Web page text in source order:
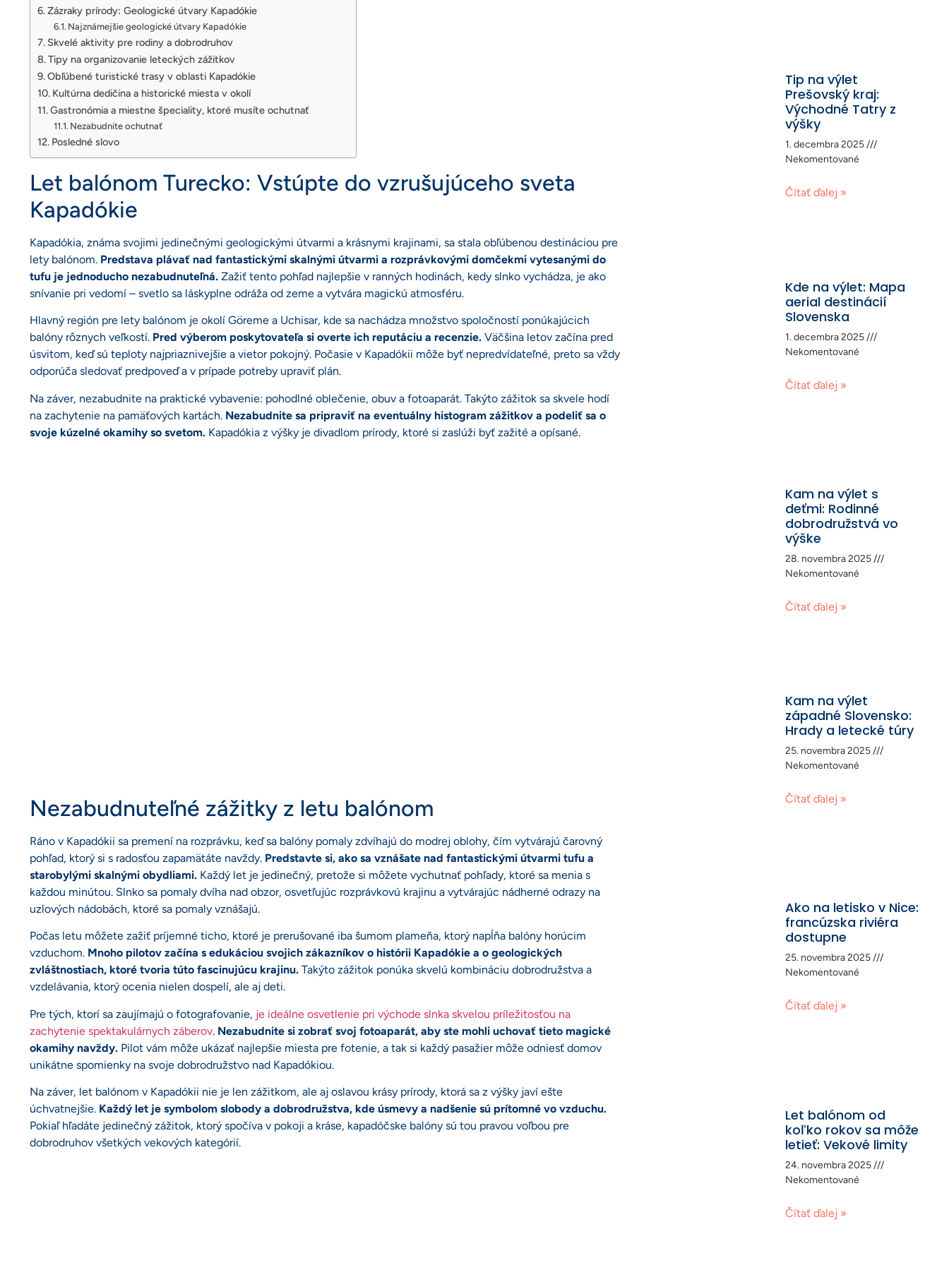
Zázraky prírody: Geologické útvary Kapadókie
Najznámejšie geologické útvary Kapadókie
Skvelé aktivity pre rodiny a dobrodruhov
Tipy na organizovanie leteckých zážitkov
Obľúbené turistické trasy v oblasti Kapadókie
Kultúrna dedičina a historické miesta v okolí
Gastronómia a miestne špeciality, ktoré musíte ochutnať
Nezabudnite ochutnať
Posledné slovo
Let balónom Turecko: Vstúpte do vzrušujúceho sveta
Kapadókie
Kapadókia, známa svojimi jedinečnými geologickými útvarmi a krásnymi krajinami, sa stala obľúbenou destináciou pre
lety balónom. Predstava plávať nad fantastickými skalnými útvarmi a rozprávkovými domčekmi vytesanými do
tufu je jednoducho nezabudnuteľná. Zažiť tento pohľad najlepšie v ranných hodinách, kedy slnko vychádza, je ako
snívanie pri vedomí – svetlo sa láskyplne odráža od zeme a vytvára magickú atmosféru.
Hlavný región pre lety balónom je okolí Göreme a Uchisar, kde sa nachádza množstvo spoločností ponúkajúcich
balóny rôznych veľkostí. Pred výberom poskytovateľa si overte ich reputáciu a recenzie. Väčšina letov začína pred
úsvitom, keď sú teploty najpriaznivejšie a vietor pokojný. Počasie v Kapadókii môže byť nepredvídateľné, preto sa vždy
odporúča sledovať predpoveď a v prípade potreby upraviť plán.
Na záver, nezabudnite na praktické vybavenie: pohodlné oblečenie, obuv a fotoaparát. Takýto zážitok sa skvele hodí
na zachytenie na pamäťových kartách. Nezabudnite sa pripraviť na eventuálny histogram zážitkov a podeliť sa o
svoje kúzelné okamihy so svetom. Kapadókia z výšky je divadlom prírody, ktoré si zaslúži byť zažité a opísané.
Nezabudnuteľné zážitky z letu balónom
Ráno v Kapadókii sa premení na rozprávku, keď sa balóny pomaly zdvíhajú do modrej oblohy, čím vytvárajú čarovný
pohľad, ktorý si s radosťou zapamätáte navždy. Predstavte si, ako sa vznášate nad fantastickými útvarmi tufu a
starobylými skalnými obydliami. Každý let je jedinečný, pretože si môžete vychutnať pohľady, ktoré sa menia s
každou minútou. Slnko sa pomaly dvíha nad obzor, osvetľujúc rozprávkovú krajinu a vytvárajúc nádherné odrazy na
uzlových nádobách, ktoré sa pomaly vznášajú.
Počas letu môžete zažiť príjemné ticho, ktoré je prerušované iba šumom plameňa, ktorý napĺňa balóny horúcim
vzduchom. Mnoho pilotov začína s edukáciou svojich zákazníkov o histórii Kapadókie a o geologických
zvláštnostiach, ktoré tvoria túto fascinujúcu krajinu. Takýto zážitok ponúka skvelú kombináciu dobrodružstva a
vzdelávania, ktorý ocenia nielen dospelí, ale aj deti.
Pre tých, ktorí sa zaujímajú o fotografovanie, je ideálne osvetlenie pri východe slnka skvelou príležitosťou na
zachytenie spektakulárnych záberov. Nezabudnite si zobrať svoj fotoaparát, aby ste mohli uchovať tieto magické
okamihy navždy. Pilot vám môže ukázať najlepšie miesta pre fotenie, a tak si každý pasažier môže odniesť domov
unikátne spomienky na svoje dobrodružstvo nad Kapadókiou.
Na záver, let balónom v Kapadókii nie je len zážitkom, ale aj oslavou krásy prírody, ktorá sa z výšky javí ešte
úchvatnejšie. Každý let je symbolom slobody a dobrodružstva, kde úsmevy a nadšenie sú prítomné vo vzduchu.
Pokiaľ hľadáte jedinečný zážitok, ktorý spočíva v pokoji a kráse, kapadóčske balóny sú tou pravou voľbou pre
dobrodruhov všetkých vekových kategórií.
Tip na výlet
Prešovský kraj:
Východné Tatry z
výšky
1. decembra 2025
Nekomentované
Čítať ďalej »
Kde na výlet: Mapa
aerial destinácií
Slovenska
1. decembra 2025
Nekomentované
Čítať ďalej »
Kam na výlet s
deťmi: Rodinné
dobrodružstvá vo
výške
28. novembra 2025
Nekomentované
Čítať ďalej »
Kam na výlet
západné Slovensko:
Hrady a letecké túry
25. novembra 2025
Nekomentované
Čítať ďalej »
Ako na letisko v Nice:
francúzska riviéra
dostupne
25. novembra 2025
Nekomentované
Čítať ďalej »
Let balónom od
koľko rokov sa môže
letieť: Vekové limity
24. novembra 2025
Nekomentované
Čítať ďalej »